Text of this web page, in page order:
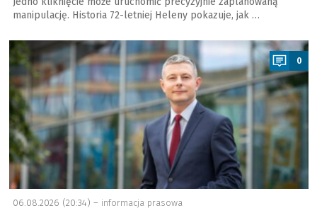
manipulację. Historia 72-letniej Heleny pokazuje, jak …
a
0
06.08.2026 (20:34) – informacja prasowa